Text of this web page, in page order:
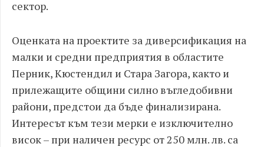
сектор.
Оценката на проектите за диверсификация на
малки и средни предприятия в областите
Перник, Кюстендил и Стара Загора, както и
прилежащите общини силно въгледобивни
райони, предстои да бъде финализирана.
Интересът към тези мерки е изключително
висок – при наличен ресурс от 250 млн. лв. са